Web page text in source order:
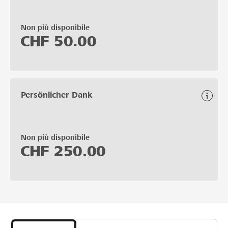
Non più disponibile
CHF 50.00
Persönlicher Dank
Non più disponibile
CHF 250.00